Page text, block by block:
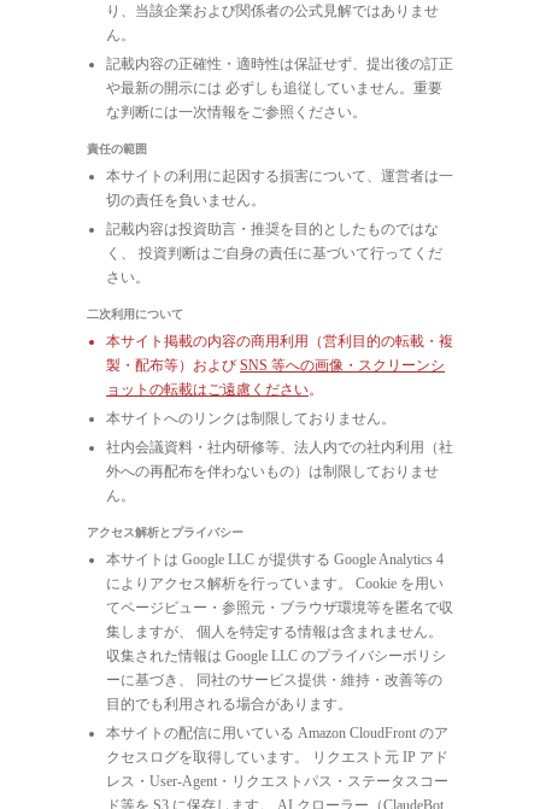
り、当該企業および関係者の公式見解ではありませ
ん。
記載内容の正確性・適時性は保証せず、提出後の訂正
や最新の開示には 必ずしも追従していません。重要
な判断には一次情報をご参照ください。
責任の範囲
本サイトの利用に起因する損害について、運営者は一
切の責任を負いません。
記載内容は投資助言・推奨を目的としたものではな
く、 投資判断はご自身の責任に基づいて行ってくだ
さい。
二次利用について
本サイト掲載の内容の商用利用（営利目的の転載・複
製・配布等）および SNS 等への画像・スクリーンシ
ョットの転載はご遠慮ください。
本サイトへのリンクは制限しておりません。
社内会議資料・社内研修等、法人内での社内利用（社
外への再配布を伴わないもの）は制限しておりませ
ん。
アクセス解析とプライバシー
本サイトは Google LLC が提供する Google Analytics 4
によりアクセス解析を行っています。 Cookie を用い
てページビュー・参照元・ブラウザ環境等を匿名で収
集しますが、 個人を特定する情報は含まれません。
収集された情報は Google LLC のプライバシーポリシ
ーに基づき、 同社のサービス提供・維持・改善等の
目的でも利用される場合があります。
本サイトの配信に用いている Amazon CloudFront のア
クセスログを取得しています。 リクエスト元 IP アド
レス・User-Agent・リクエストパス・ステータスコー
ド等を S3 に保存します。 AI クローラー（ClaudeBot,